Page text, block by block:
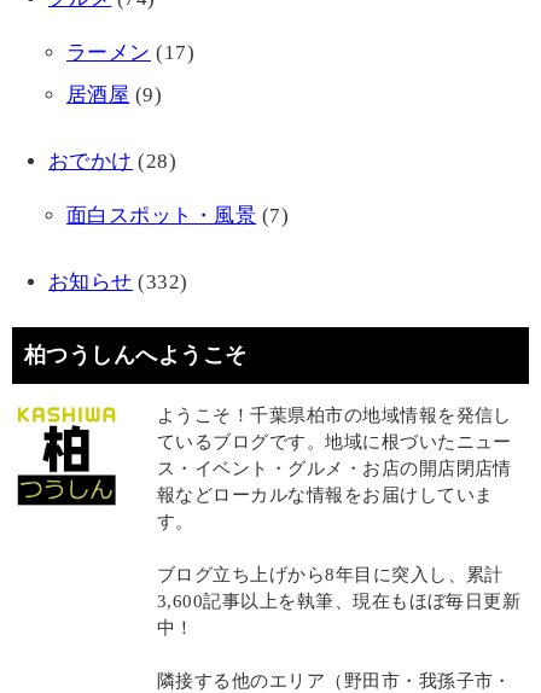
ラーメン (17)
居酒屋 (9)
おでかけ (28)
面白スポット・風景 (7)
お知らせ (332)
柏つうしんへようこそ
ようこそ！千葉県柏市の地域情報を発信し
ているブログです。地域に根づいたニュー
ス・イベント・グルメ・お店の開店閉店情
報などローカルな情報をお届けしていま
す。
ブログ立ち上げから8年目に突入し、累計
3,600記事以上を執筆、現在もほぼ毎日更新
中！
隣接する他のエリア（野田市・我孫子市・